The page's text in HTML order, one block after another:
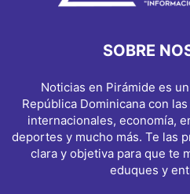
SOBRE
Noticias en Pirámide es
República Dominicana con
internacionales, economía,
deportes y mucho más. Te las
clara y objetiva para que te
eduques y